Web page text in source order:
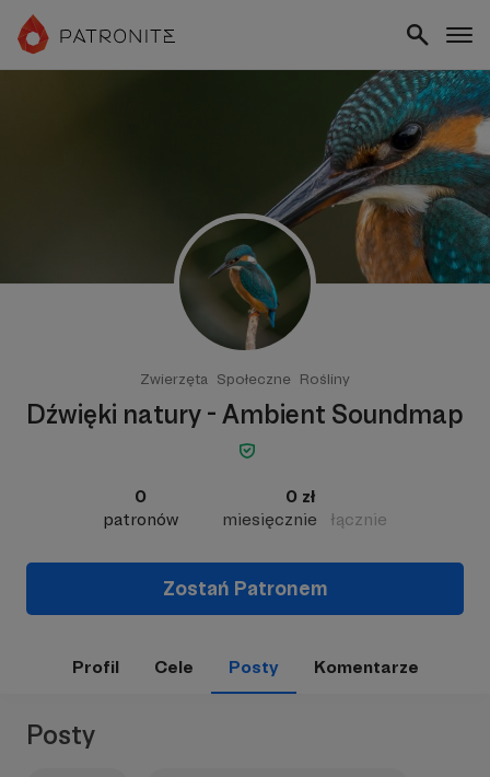
Zwierzęta Społeczne Rośliny
Dźwięki natury - Ambient Soundmap
0
patronów
0 zł
miesięcznie
łącznie
Zostań Patronem
Profil Cele Posty Komentarze
Posty